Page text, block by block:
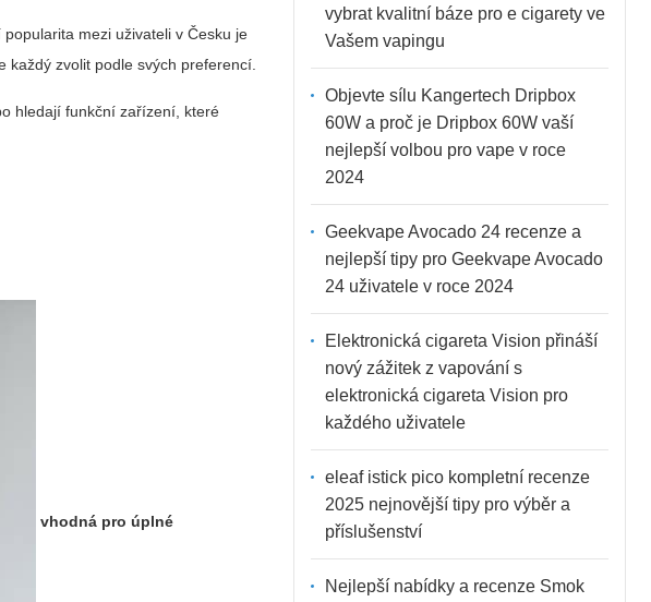
mezi uživateli v Česku je
zvolit podle svých preferencí.
hledají funkční zařízení, které
vhodná pro úplné
vybrat kvalitní báze pro e cigarety ve
Vašem vapingu
Objevte sílu Kangertech Dripbox
60W a proč je Dripbox 60W vaší
nejlepší volbou pro vape v roce
2024
Geekvape Avocado 24 recenze a
nejlepší tipy pro Geekvape Avocado
24 uživatele v roce 2024
Elektronická cigareta Vision přináší
nový zážitek z vapování s
elektronická cigareta Vision pro
každého uživatele
eleaf istick pico kompletní recenze
2025 nejnovější tipy pro výběr a
příslušenství
Nejlepší nabídky a recenze Smok